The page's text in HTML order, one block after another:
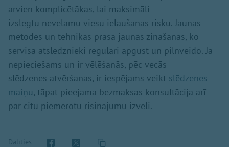
arvien komplicētākas, lai maksimāli
izslēgtu nevēlamu viesu ielaušanās risku. Jaunas
metodes un tehnikas prasa jaunas zināšanas, ko
servisa atslēdznieki regulāri apgūst un pilnveido. Ja
nepieciešams un ir vēlēšanās, pēc vecās
slēdzenes atvēršanas, ir iespējams veikt slēdzenes
maiņu, tāpat pieejama bezmaksas konsultācija arī
par citu piemērotu risinājumu izvēli.
Dalīties